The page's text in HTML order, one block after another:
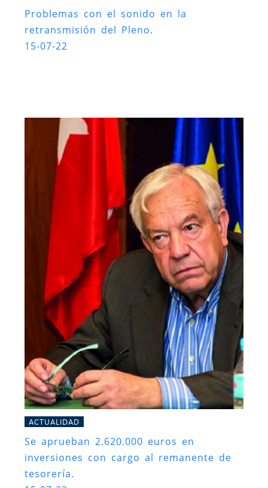
Problemas con el sonido en la
retransmisión del Pleno.
15-07-22
ACTUALIDAD
Se aprueban 2.620.000 euros en
inversiones con cargo al remanente de
tesorería.